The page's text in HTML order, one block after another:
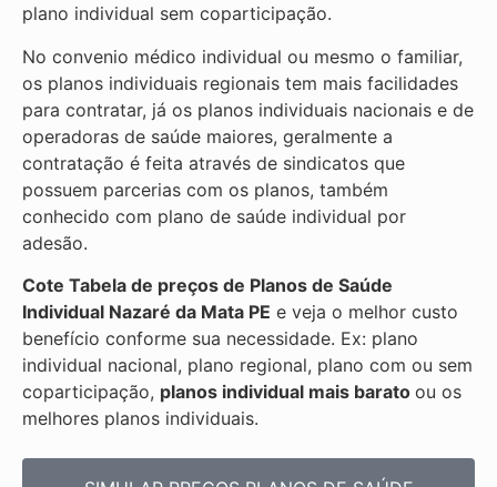
plano individual sem coparticipação.
No convenio médico individual ou mesmo o familiar,
os planos individuais regionais tem mais facilidades
para contratar, já os planos individuais nacionais e de
operadoras de saúde maiores, geralmente a
contratação é feita através de sindicatos que
possuem parcerias com os planos, também
conhecido com plano de saúde individual por
adesão.
Cote Tabela de preços de Planos de Saúde
Individual Nazaré da Mata PE e veja o melhor custo
benefício conforme sua necessidade. Ex: plano
individual nacional, plano regional, plano com ou sem
coparticipação, planos individual mais barato ou os
melhores planos individuais.